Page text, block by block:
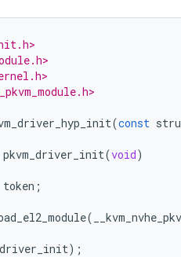
(const
pkvm_driver_init(void)
token ;
(
);